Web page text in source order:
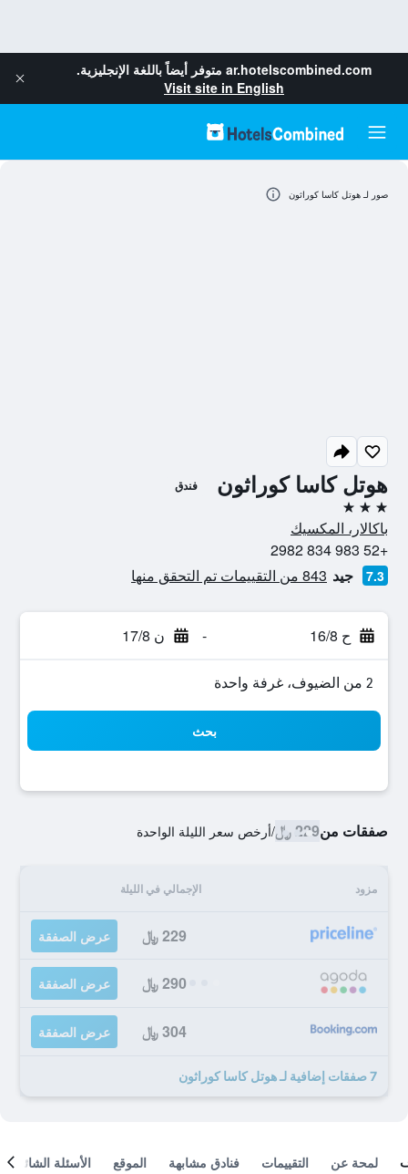
ar.hotelscombined.com متوفر أيضاً باللغة الإنجليزية.
Visit site in English
هوتل كاسا كوراثون فندق
3 نجوم
باكالار، المكسيك
+52 983 834 2982
7.3 جيد 843 من التقييمات تم التحقق منها
ح 16/8 - ن 17/8
2 من الضيوف، غرفة واحدة
بحث
صفقات من229 ﷼ /أرخص سعر الليلة الواحدة
مزود الإجمالي في الليلة
229 ﷼ عرض الصفقة
290 ﷼ عرض الصفقة
304 ﷼ عرض الصفقة
7 صفقات إضافية لـ هوتل كاسا كوراثون
صور لـ هوتل كاسا كوراثون
لمحة عن التقييمات فنادق مشابهة الموقع الأسئلة الشائعة